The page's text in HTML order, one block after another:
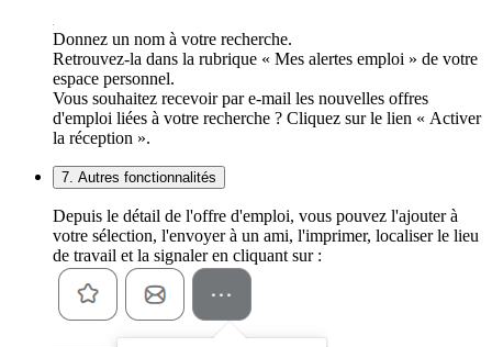
Donnez un nom à votre recherche.
Retrouvez-la dans la rubrique « Mes alertes emploi » de votre
espace personnel.
Vous souhaitez recevoir par e-mail les nouvelles offres
d'emploi liées à votre recherche ? Cliquez sur le lien « Activer
la réception ».
7. Autres fonctionnalités
Depuis le détail de l'offre d'emploi, vous pouvez l'ajouter à
votre sélection, l'envoyer à un ami, l'imprimer, localiser le lieu
de travail et la signaler en cliquant sur :